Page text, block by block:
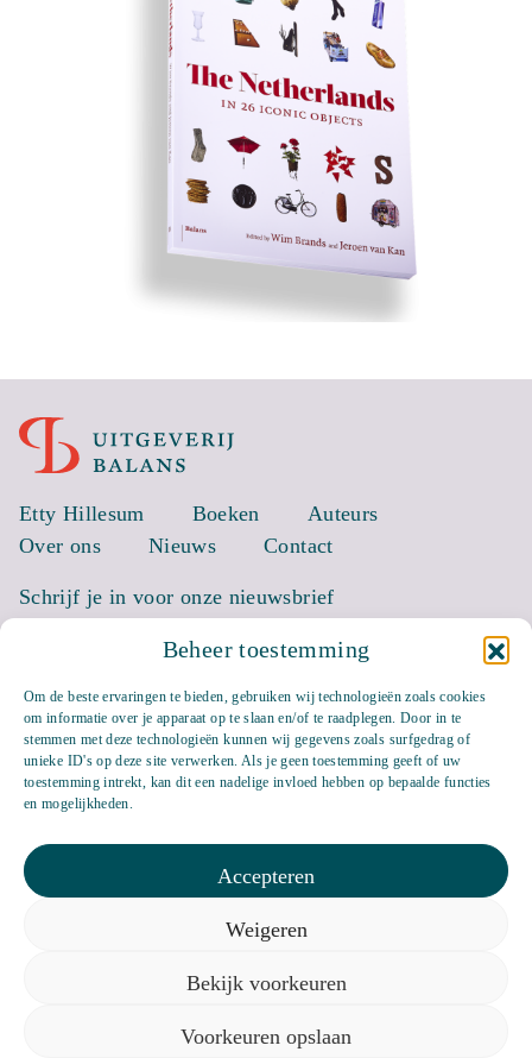
Beheer toestemming
Om de beste ervaringen te bieden, gebruiken wij technologieën zoals cookies
om informatie over je apparaat op te slaan en/of te raadplegen. Door in te
stemmen met deze technologieën kunnen wij gegevens zoals surfgedrag of
unieke ID's op deze site verwerken. Als je geen toestemming geeft of uw
toestemming intrekt, kan dit een nadelige invloed hebben op bepaalde functies
en mogelijkheden.
Accepteren
Weigeren
Bekijk voorkeuren
Voorkeuren opslaan
Etty Hillesum Boeken
Auteurs
Over ons
Nieuws Contact
Schrijf je in voor onze nieuwsbrief
Veelgestelde vragen Cookiebeleid (EU)
Keizersgracht 117 1015 CJ Amsterdam,info@uitgeverijbalans.nl